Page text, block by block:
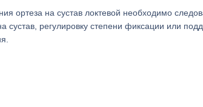
ортеза на сустав локтевой необходимо
сустав, регулировку степени фиксации или